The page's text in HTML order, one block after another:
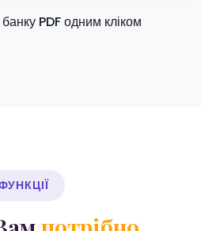
PDF одним кліком